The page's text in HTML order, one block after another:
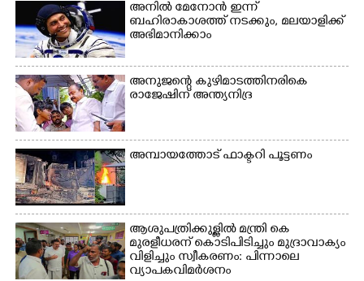
അനിൽ മേനോൻ ഇന്ന്
ബഹിരാകാശത്ത് നടക്കും, മലയാളിക്ക്
അഭിമാനിക്കാം
അനുജന്റെ കുഴിമാടത്തിനരികെ
രാജേഷിന് അന്ത്യനിദ്ര
അമ്പായത്തോട് ഫാക്ടറി പൂട്ടണം
ആശുപത്രിക്കുള്ളിൽ മന്ത്രി കെ
മുരളീധരന് കൊടിപിടിച്ചും മുദ്രാവാക്യം
വിളിച്ചും സ്വീകരണം: പിന്നാലെ
വ്യാപകവിമർശനം